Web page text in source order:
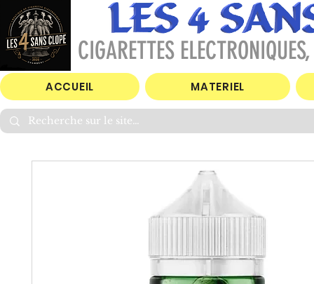
CIGARETTES
ACCUEIL MATERIEL